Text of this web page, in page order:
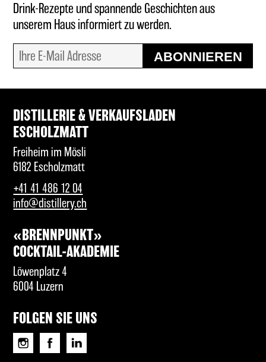
Drink-Rezepte und spannende Geschichten aus
unserem Haus informiert zu werden.
ABONNIEREN
DISTILLERIE & VERKAUFSLADEN
ESCHOLZMATT
Freiheim im Mösli
6182 Escholzmatt
+41 41 486 12 04
info@distillery.ch
«BRENNPUNKT»
COCKTAIL-AKADEMIE
Löwenplatz 4
6004 Luzern
FOLGEN SIE UNS